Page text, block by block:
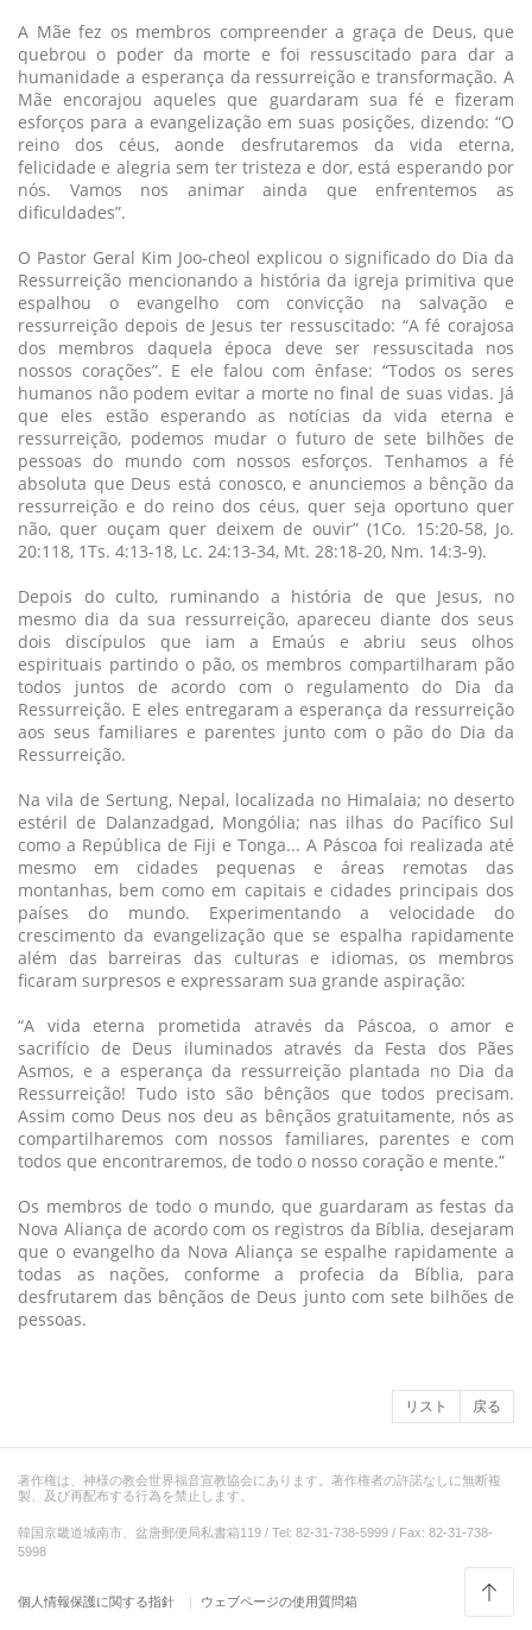
A Mãe fez os membros compreender a graça de Deus, que
quebrou o poder da morte e foi ressuscitado para dar a
humanidade a esperança da ressurreição e transformação. A
Mãe encorajou aqueles que guardaram sua fé e fizeram
esforços para a evangelização em suas posições, dizendo: “O
reino dos céus, aonde desfrutaremos da vida eterna,
felicidade e alegria sem ter tristeza e dor, está esperando por
nós. Vamos nos animar ainda que enfrentemos as
dificuldades”.
O Pastor Geral Kim Joo-cheol explicou o significado do Dia da
Ressurreição mencionando a história da igreja primitiva que
espalhou o evangelho com convicção na salvação e
ressurreição depois de Jesus ter ressuscitado: “A fé corajosa
dos membros daquela época deve ser ressuscitada nos
nossos corações”. E ele falou com ênfase: “Todos os seres
humanos não podem evitar a morte no final de suas vidas. Já
que eles estão esperando as notícias da vida eterna e
ressurreição, podemos mudar o futuro de sete bilhões de
pessoas do mundo com nossos esforços. Tenhamos a fé
absoluta que Deus está conosco, e anunciemos a bênção da
ressurreição e do reino dos céus, quer seja oportuno quer
não, quer ouçam quer deixem de ouvir” (1Co. 15:20-58, Jo.
20:118, 1Ts. 4:13-18, Lc. 24:13-34, Mt. 28:18-20, Nm. 14:3-9).
Depois do culto, ruminando a história de que Jesus, no
mesmo dia da sua ressurreição, apareceu diante dos seus
dois discípulos que iam a Emaús e abriu seus olhos
espirituais partindo o pão, os membros compartilharam pão
todos juntos de acordo com o regulamento do Dia da
Ressurreição. E eles entregaram a esperança da ressurreição
aos seus familiares e parentes junto com o pão do Dia da
Ressurreição.
Na vila de Sertung, Nepal, localizada no Himalaia; no deserto
estéril de Dalanzadgad, Mongólia; nas ilhas do Pacífico Sul
como a República de Fiji e Tonga... A Páscoa foi realizada até
mesmo em cidades pequenas e áreas remotas das
montanhas, bem como em capitais e cidades principais dos
países do mundo. Experimentando a velocidade do
crescimento da evangelização que se espalha rapidamente
além das barreiras das culturas e idiomas, os membros
ficaram surpresos e expressaram sua grande aspiração:
“A vida eterna prometida através da Páscoa, o amor e
sacrifício de Deus iluminados através da Festa dos Pães
Asmos, e a esperança da ressurreição plantada no Dia da
Ressurreição! Tudo isto são bênçãos que todos precisam.
Assim como Deus nos deu as bênçãos gratuitamente, nós as
compartilharemos com nossos familiares, parentes e com
todos que encontraremos, de todo o nosso coração e mente.”
Os membros de todo o mundo, que guardaram as festas da
Nova Aliança de acordo com os registros da Bíblia, desejaram
que o evangelho da Nova Aliança se espalhe rapidamente a
todas as nações, conforme a profecia da Bíblia, para
desfrutarem das bênçãos de Deus junto com sete bilhões de
pessoas.
リスト 戻る
著作権は、神様の教会世界福音宣教協会にあります。著作権者の許諾なしに無断複
製、及び再配布する行為を禁止します。
韓国京畿道城南市、盆唐郵便局私書箱119 / Tel: 82-31-738-5999 / Fax: 82-31-738-
5998
個人情報保護に関する指針 ウェブページの使用質問箱